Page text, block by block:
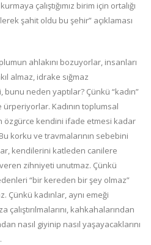
çalıştığımız birim için ortalığı
şahit oldu bu şehir” açıklaması
ahlakını bozuyorlar, insanları
almaz, idrake sığmaz
neden yaptılar? Çünkü “kadın”
Kadının toplumsal
özgürce kendini ifade etmesi kadar
korku ve travmalarının sebebini
kendilerini katleden canilere
zihniyeti unutmaz. Çünkü
“bir kereden bir şey olmaz”
Çünkü kadınlar, aynı emeği
kahkahalarından
nasıl giyinip nasıl yaşayacaklarını